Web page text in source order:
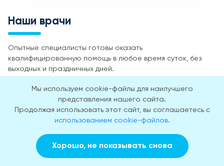
Наши врачи
Опытные специалисты готовы оказать
квалифицированную помощь в любое время суток, без
выходных и праздничных дней.
Мы используем cookie-файлы для наилучшего
представления нашего сайта.
Продолжая использовать этот сайт, вы соглашаетесь с
использованием cookie-файлов.
Хорошо, не показывать снова
Заказать звонок Вызвать врача на дом